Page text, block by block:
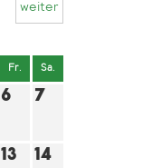
weiter
Fr. Sa.
6 7
13 14